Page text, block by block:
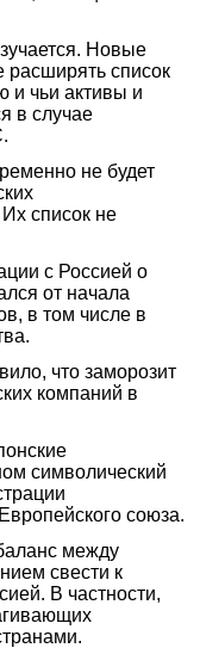
Новые
расширять список
и чьи активы и
в случае
не будет
Их список не
с Россией о
от начала
в том числе в
что заморозит
компаний в
символический
союза.
между
свести к
В частности,